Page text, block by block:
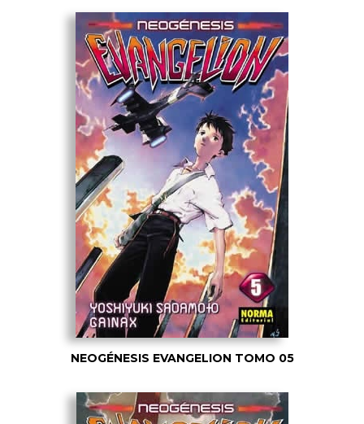
NEOGÉNESIS EVANGELION TOMO 05